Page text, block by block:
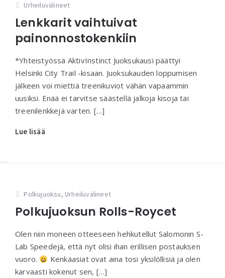
Urheiluvälineet
Lenkkarit vaihtuivat
painonnostokenkiin
*Yhteistyössä AktivInstinct Juoksukausi päättyi
Helsinki City Trail -kisaan. Juoksukauden loppumisen
jälkeen voi miettiä treenikuviot vähän vapaammin
uusiksi. Enää ei tarvitse säästellä jalkoja kisoja tai
treenilenkkejä varten. […]
Lue lisää
Polkujuoksu, Urheiluvälineet
Polkujuoksun Rolls-Roycet
Olen niin moneen otteeseen hehkutellut Salomonin S-
Lab Speedejä, että nyt olisi ihan erillisen postauksen
vuoro.
Kenkäasiat ovat aina tosi yksilöllisiä ja olen
karvaasti kokenut sen, […]